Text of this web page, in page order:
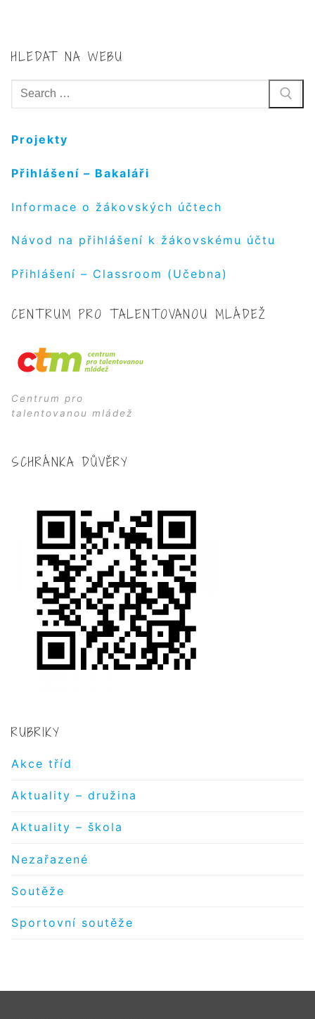
HLEDAT NA WEBU
Hledat:
Projekty
Přihlášení – Bakaláři
Informace o žákovských účtech
Návod na přihlášení k žákovskému účtu
Přihlášení – Classroom (Učebna)
CENTRUM PRO TALENTOVANOU MLÁDEŽ
Centrum pro
talentovanou mládež
SCHRÁNKA DŮVĚRY
RUBRIKY
Akce tříd
Aktuality – družina
Aktuality – škola
Nezařazené
Soutěže
Sportovní soutěže